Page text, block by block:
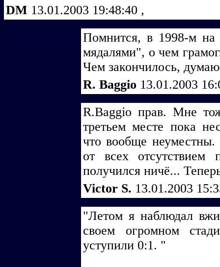
DM 13.01.2003 19:48:40 ,
Помнится, в 1998-м на
мядалями", о чем
Чем закончилось,
R. Baggio 13.01.2003
R.Baggio прав. Мне
третьем месте пока
что вообще неуместны.
от всех отсутствием
получился ничё...
Victor S. 13.01.2003
"Летом я наблюдал
своем огромном
уступили 0:1. "